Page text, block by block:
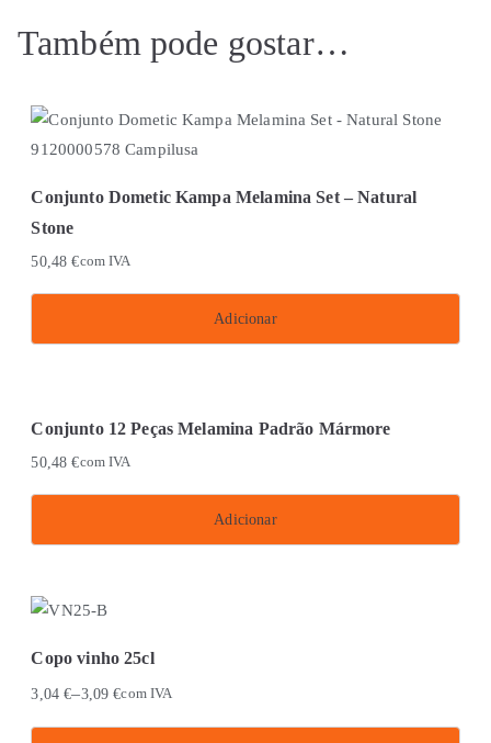
Também pode gostar…
Conjunto Dometic Kampa Melamina Set – Natural
Stone
50,48€com IVA
Adicionar
Conjunto 12 Peças Melamina Padrão Mármore
50,48€com IVA
Adicionar
Copo vinho 25cl
3,04€–3,09€com IVA